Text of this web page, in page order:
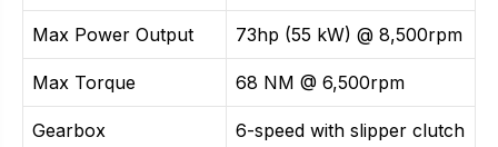
Max Power Output 73hp (55 kW) @ 8,500rpm
Max Torque 68 NM @ 6,500rpm
Gearbox 6-speed with slipper clutch